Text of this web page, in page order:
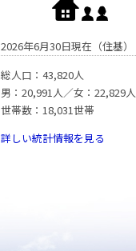
2026年6月30日現在（住基）
総人口：43,820人
男：20,991人／女：22,829人
世帯数：18,031世帯
詳しい統計情報を見る